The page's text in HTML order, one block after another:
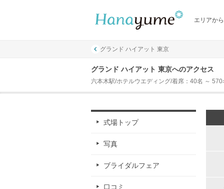
エリアか
グランド ハイアット 東京
グランド ハイアット 東京へのアクセス
六本木駅/ホテルウエディング/着席：40名 ～ 570
式場トップ
写真
ブライダルフェア
口コミ